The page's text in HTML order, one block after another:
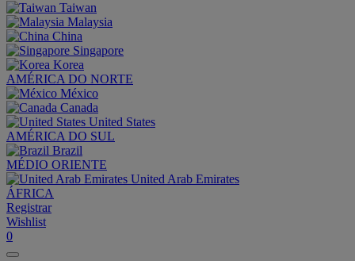
Taiwan
Malaysia
China
Singapore
Korea
AMÉRICA DO NORTE
México
Canada
United States
AMÉRICA DO SUL
Brazil
MÉDIO ORIENTE
United Arab Emirates
ÁFRICA
Registrar
Wishlist
0